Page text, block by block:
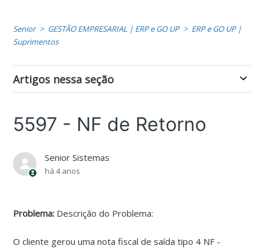
Senior GESTÃO EMPRESARIAL | ERP e GO UP
ERP e GO UP |
Suprimentos
Artigos nessa seção
5597 - NF de Retorno
Senior Sistemas
há 4 anos
Problema: Descrição do Problema:
O cliente gerou uma nota fiscal de saída tipo 4 NF -